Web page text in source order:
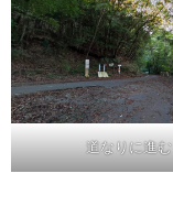
道なりに進む